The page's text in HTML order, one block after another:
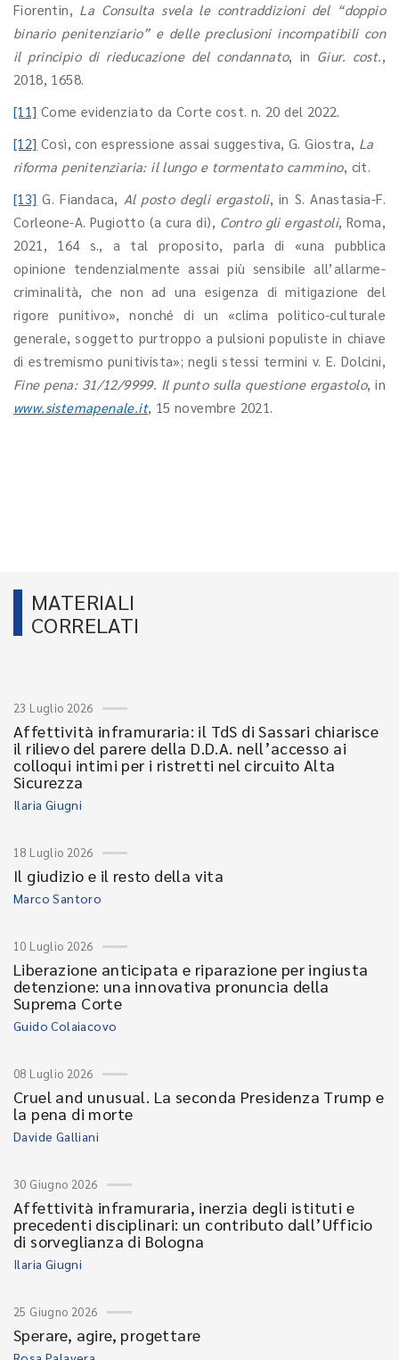
Fiorentin, La Consulta svela le contraddizioni del “doppio
binario penitenziario” e delle preclusioni incompatibili con
il principio di rieducazione del condannato, in Giur. cost.,
2018, 1658.
[11] Come evidenziato da Corte cost. n. 20 del 2022.
[12] Così, con espressione assai suggestiva, G. Giostra, La
riforma penitenziaria: il lungo e tormentato cammino, cit.
[13] G. Fiandaca, Al posto degli ergastoli, in S. Anastasia-F.
Corleone-A. Pugiotto (a cura di), Contro gli ergastoli, Roma,
2021, 164 s., a tal proposito, parla di «una pubblica
opinione tendenzialmente assai più sensibile all’allarme-
criminalità, che non ad una esigenza di mitigazione del
rigore punitivo», nonché di un «clima politico-culturale
generale, soggetto purtroppo a pulsioni populiste in chiave
di estremismo punitivista»; negli stessi termini v. E. Dolcini,
Fine pena: 31/12/9999. Il punto sulla questione ergastolo, in
www.sistemapenale.it, 15 novembre 2021.
MATERIALI
CORRELATI
23 Luglio 2026
Affettività inframuraria: il TdS di Sassari chiarisce
il rilievo del parere della D.D.A. nell’accesso ai
colloqui intimi per i ristretti nel circuito Alta
Sicurezza
Ilaria Giugni
18 Luglio 2026
Il giudizio e il resto della vita
Marco Santoro
10 Luglio 2026
Liberazione anticipata e riparazione per ingiusta
detenzione: una innovativa pronuncia della
Suprema Corte
Guido Colaiacovo
08 Luglio 2026
Cruel and unusual. La seconda Presidenza Trump e
la pena di morte
Davide Galliani
30 Giugno 2026
Affettività inframuraria, inerzia degli istituti e
precedenti disciplinari: un contributo dall’Ufficio
di sorveglianza di Bologna
Ilaria Giugni
25 Giugno 2026
Sperare, agire, progettare